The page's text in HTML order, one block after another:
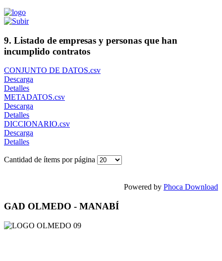
9. Listado de empresas y personas que han
incumplido contratos
CONJUNTO DE DATOS.csv
Descarga
Detalles
METADATOS.csv
Descarga
Detalles
DICCIONARIO.csv
Descarga
Detalles
Cantidad de ítems por página
Powered by Phoca Download
GAD OLMEDO - MANABÍ